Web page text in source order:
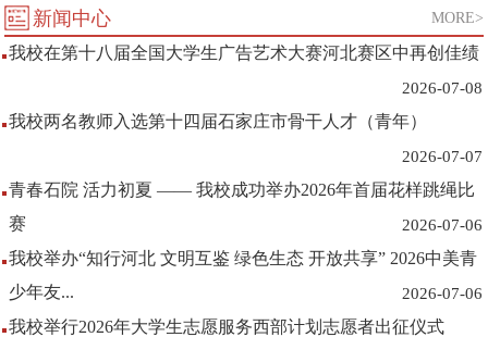
新闻中心 MORE>
我校在第十八届全国大学生广告艺术大赛河北赛区中再创佳绩
2026-07-08
我校两名教师入选第十四届石家庄市骨干人才（青年）
2026-07-07
青春石院 活力初夏 —— 我校成功举办2026年首届花样跳绳比
赛
2026-07-06
我校举办“知行河北 文明互鉴 绿色生态 开放共享” 2026中美青
少年友...
2026-07-06
我校举行2026年大学生志愿服务西部计划志愿者出征仪式